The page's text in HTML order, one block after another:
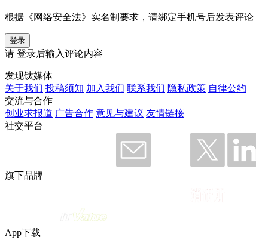
根据《网络安全法》实名制要求，请绑定手机号后发表评论
登录
请 登录后输入评论内容
发现钛媒体
关于我们 投稿须知 加入我们 联系我们 隐私政策 自律公约
交流与合作
创业求报道 广告合作 意见与建议 友情链接
社交平台
旗下品牌
App下载